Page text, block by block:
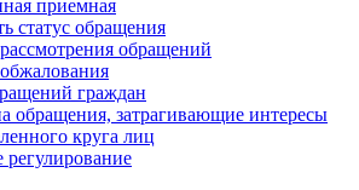
приемная
статус обращения
обращений
граждан
обращения, затрагивающие интересы
круга лиц
регулирование